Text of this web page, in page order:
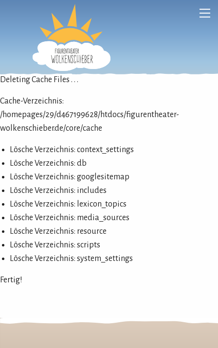
Deleting Cache Files . . .
Cache-Verzeichnis:
/homepages/29/d467199628/htdocs/figurentheater-
wolkenschieber.de/core/cache
Lösche Verzeichnis: context_settings
Lösche Verzeichnis: db
Lösche Verzeichnis: googlesitemap
Lösche Verzeichnis: includes
Lösche Verzeichnis: lexicon_topics
Lösche Verzeichnis: media_sources
Lösche Verzeichnis: resource
Lösche Verzeichnis: scripts
Lösche Verzeichnis: system_settings
Fertig!